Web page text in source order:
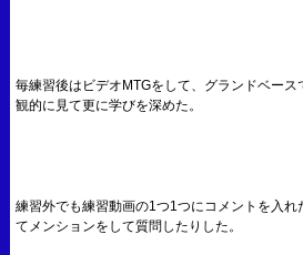
毎練習後はビデオMTGをして、グランドベー
観的に見て更に学びを深めた。
練習外でも練習動画の1つ1つにコメントを入れ
てメンションをして質問したりした。